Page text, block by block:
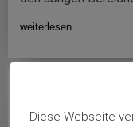
weiterlesen …
Diese Webseite